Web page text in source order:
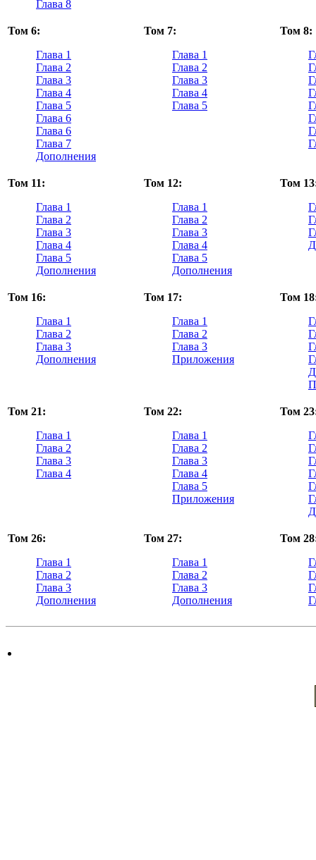
Глава 8
Том 6:
Глава 1
Глава 2
Глава 3
Глава 4
Глава 5
Глава 6
Глава 6
Глава 7
Дополнения
Том 7:
Глава 1
Глава 2
Глава 3
Глава 4
Глава 5
Том 8:
Том 11:
Глава 1
Глава 2
Глава 3
Глава 4
Глава 5
Дополнения
Том 12:
Глава 1
Глава 2
Глава 3
Глава 4
Глава 5
Дополнения
Том
Том 16:
Глава 1
Глава 2
Глава 3
Дополнения
Том 17:
Глава 1
Глава 2
Глава 3
Приложения
Том
Том 21:
Глава 1
Глава 2
Глава 3
Глава 4
Том 22:
Глава 1
Глава 2
Глава 3
Глава 4
Глава 5
Приложения
Том
Том 26:
Глава 1
Глава 2
Глава 3
Дополнения
Том 27:
Глава 1
Глава 2
Глава 3
Дополнения
Том